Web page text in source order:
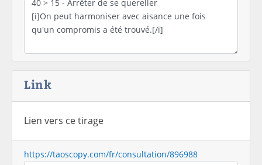
Link
Lien vers ce tirage
https://taoscopy.com/fr/consultation/896988